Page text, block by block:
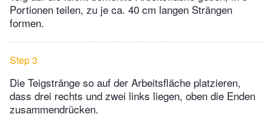
Portionen teilen, zu je ca. 40 cm langen Strängen
formen.
Step 3
Die Teigstränge so auf der Arbeitsfläche platzieren,
dass drei rechts und zwei links liegen, oben die Enden
zusammendrücken.